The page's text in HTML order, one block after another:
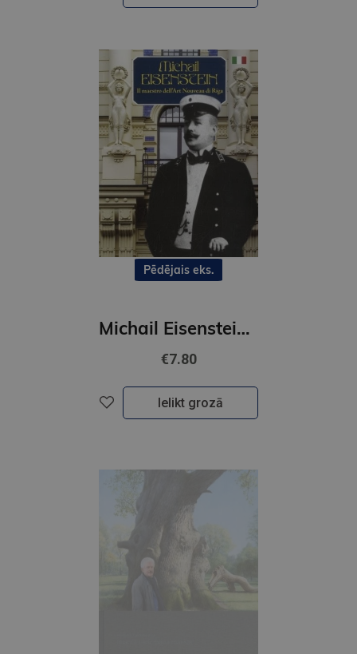
Pēdējais eks.
Michail Eisenstein . Il maestr
€7.80
Ielikt grozā